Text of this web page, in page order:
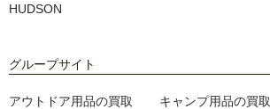
HUDSON
グループサイト
アウトドア用品の買取 キャンプ用品の買取